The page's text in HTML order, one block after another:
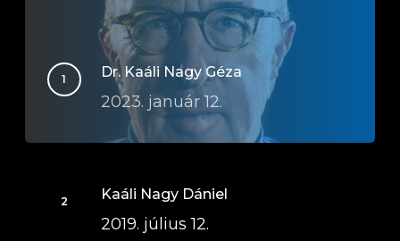
Dr. Kaáli Nagy Géza
2023. január 12.
Kaáli Nagy Dániel
2019. július 12.